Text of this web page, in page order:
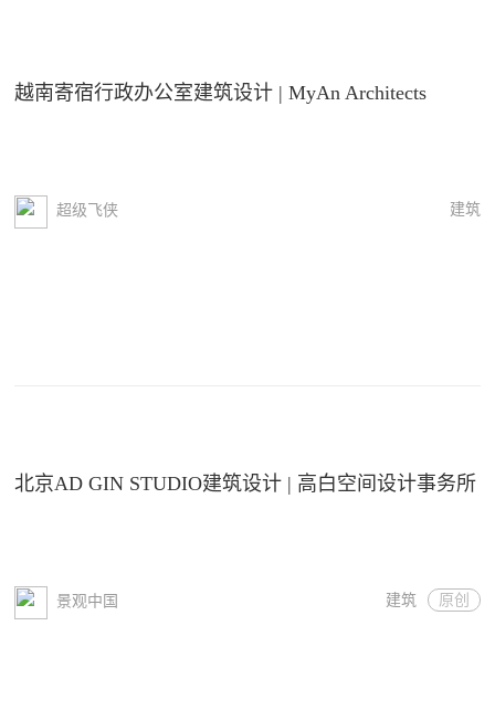
越南寄宿行政办公室建筑设计 | MyAn Architects
超级飞侠 建筑
北京AD GIN STUDIO建筑设计 | 高白空间设计事务所
景观中国 建筑 原创